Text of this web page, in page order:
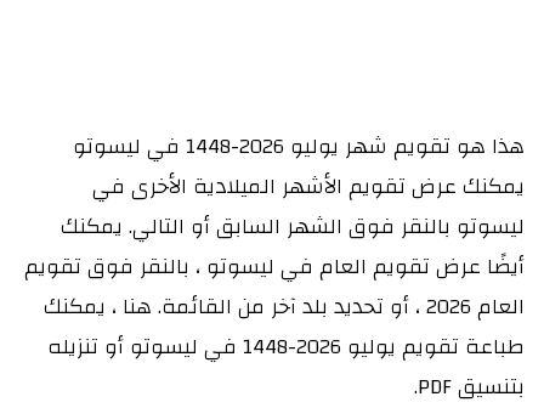
هذا هو تقويم شهر يوليو 2026-1448 في ليسوتو
يمكنك عرض تقويم الأشهر الميلادية الأخرى في
ليسوتو بالنقر فوق الشهر السابق أو التالي. يمكنك
أيضًا عرض تقويم العام في ليسوتو ، بالنقر فوق تقويم
العام 2026 ، أو تحديد بلد آخر من القائمة. هنا ، يمكنك
طباعة تقويم يوليو 2026-1448 في ليسوتو أو تنزيله
بتنسيق PDF.